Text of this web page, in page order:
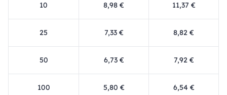
10 8,98 € 11,37 €
25 7,33 € 8,82 €
50 6,73 € 7,92 €
100 5,80 € 6,54 €